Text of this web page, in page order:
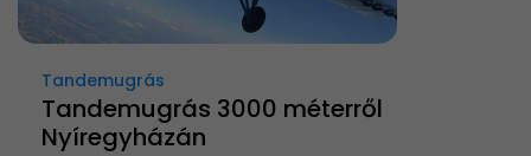
Tandemugrás
Tandemugrás 3000 méterről
Nyíregyházán